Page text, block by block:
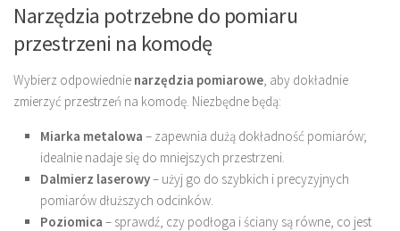
Narzędzia potrzebne do pomiaru
przestrzeni na komodę
Wybierz odpowiednie narzędzia pomiarowe , aby dokładnie
zmierzyć przestrzeń na komodę. Niezbędne będą:
Miarka metalowa – zapewnia dużą dokładność pomiarów;
idealnie nadaje się do mniejszych przestrzeni.
Dalmierz laserowy– użyj go do szybkich i precyzyjnych
pomiarów dłuższych odcinków.
Poziomica – sprawdź, czy podłoga i ściany są równe, co jest